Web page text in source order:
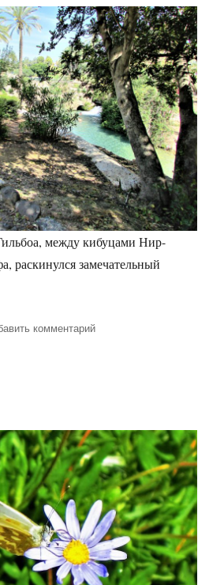
между кибуцами Нир-
раскинулся замечательный
комментарийк